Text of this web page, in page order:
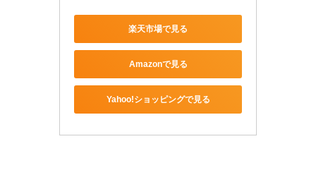
楽天市場で見る
Amazonで見る
Yahoo!ショッピングで見る